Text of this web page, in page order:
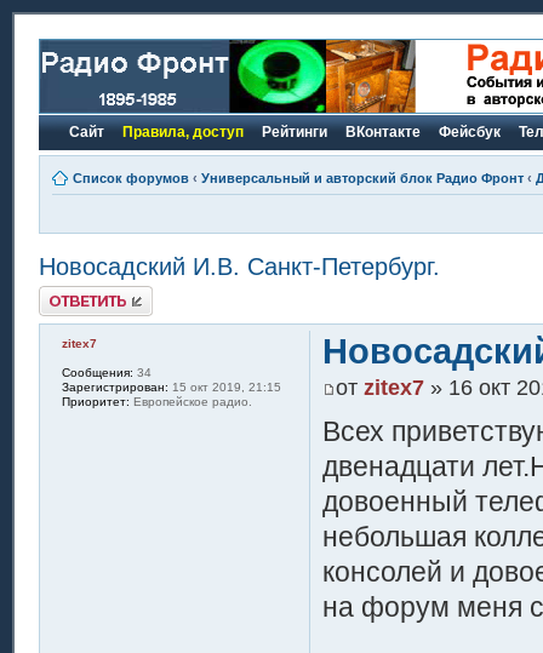
Сайт Правила, доступ Рейтинги ВКонтакте Фейсбук
Список форумов ‹ Универсальный и авторский блок Радио Фронт ‹
Новосадский И.В. Санкт-Петербург.
Ответить
от zitex7» 16 окт
Всех
двенадцати
довоенный
небольшая
консолей и
на форум меня
zitex7
Сообщения: 34
Зарегистрирован: 15 окт 2019, 21:15
Приоритет: Европейское радио.